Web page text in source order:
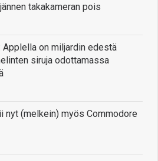
takakameran pois
Applella on miljardin edestä
siruja odottamassa
nyt (melkein) myös Commodore